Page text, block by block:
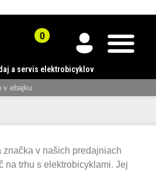
a servis elektrobicyklov
v ebajku
značka v našich predajniach
na trhu s elektrobicyklami. Jej